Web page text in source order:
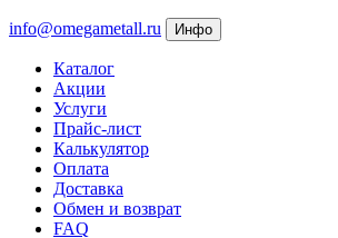
info@omegametall.ru Инфо
Каталог
Акции
Услуги
Прайс-лист
Калькулятор
Оплата
Доставка
Обмен и возврат
FAQ